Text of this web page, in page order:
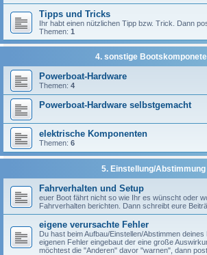
Tipps und Tricks
Ihr habt einen nützlichen Tipp bzw. Trick. Dann
Themen: 1
4. sonstige
Powerboat-Hardware
Themen: 4
Powerboat-Hardware selbstgemacht
elektrische Komponenten
Themen: 6
5. Einstellung/Abstimmung
Fahrverhalten und Setup
euer Boot fährt nicht so wie Ihr es wünscht oder
Fahrverhalten berichten. Dann schreibt eure
eigene verursachte Fehler
Du hast beim Aufbau/Einstellen/Abstimmen
eigenen Fehler eingebaut der eine große
möchtest die "Anderen" davor "warnen", dann